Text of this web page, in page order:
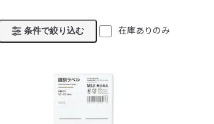
条件で絞り込む 在庫ありのみ